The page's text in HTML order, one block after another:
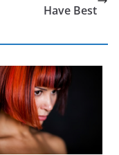
Have Best